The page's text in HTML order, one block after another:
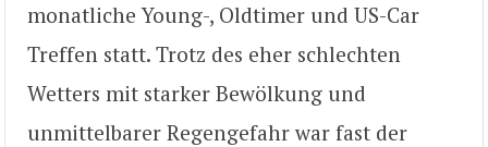
monatliche Young-, Oldtimer und US-Car
Treffen statt. Trotz des eher schlechten
Wetters mit starker Bewölkung und
unmittelbarer Regengefahr war fast der